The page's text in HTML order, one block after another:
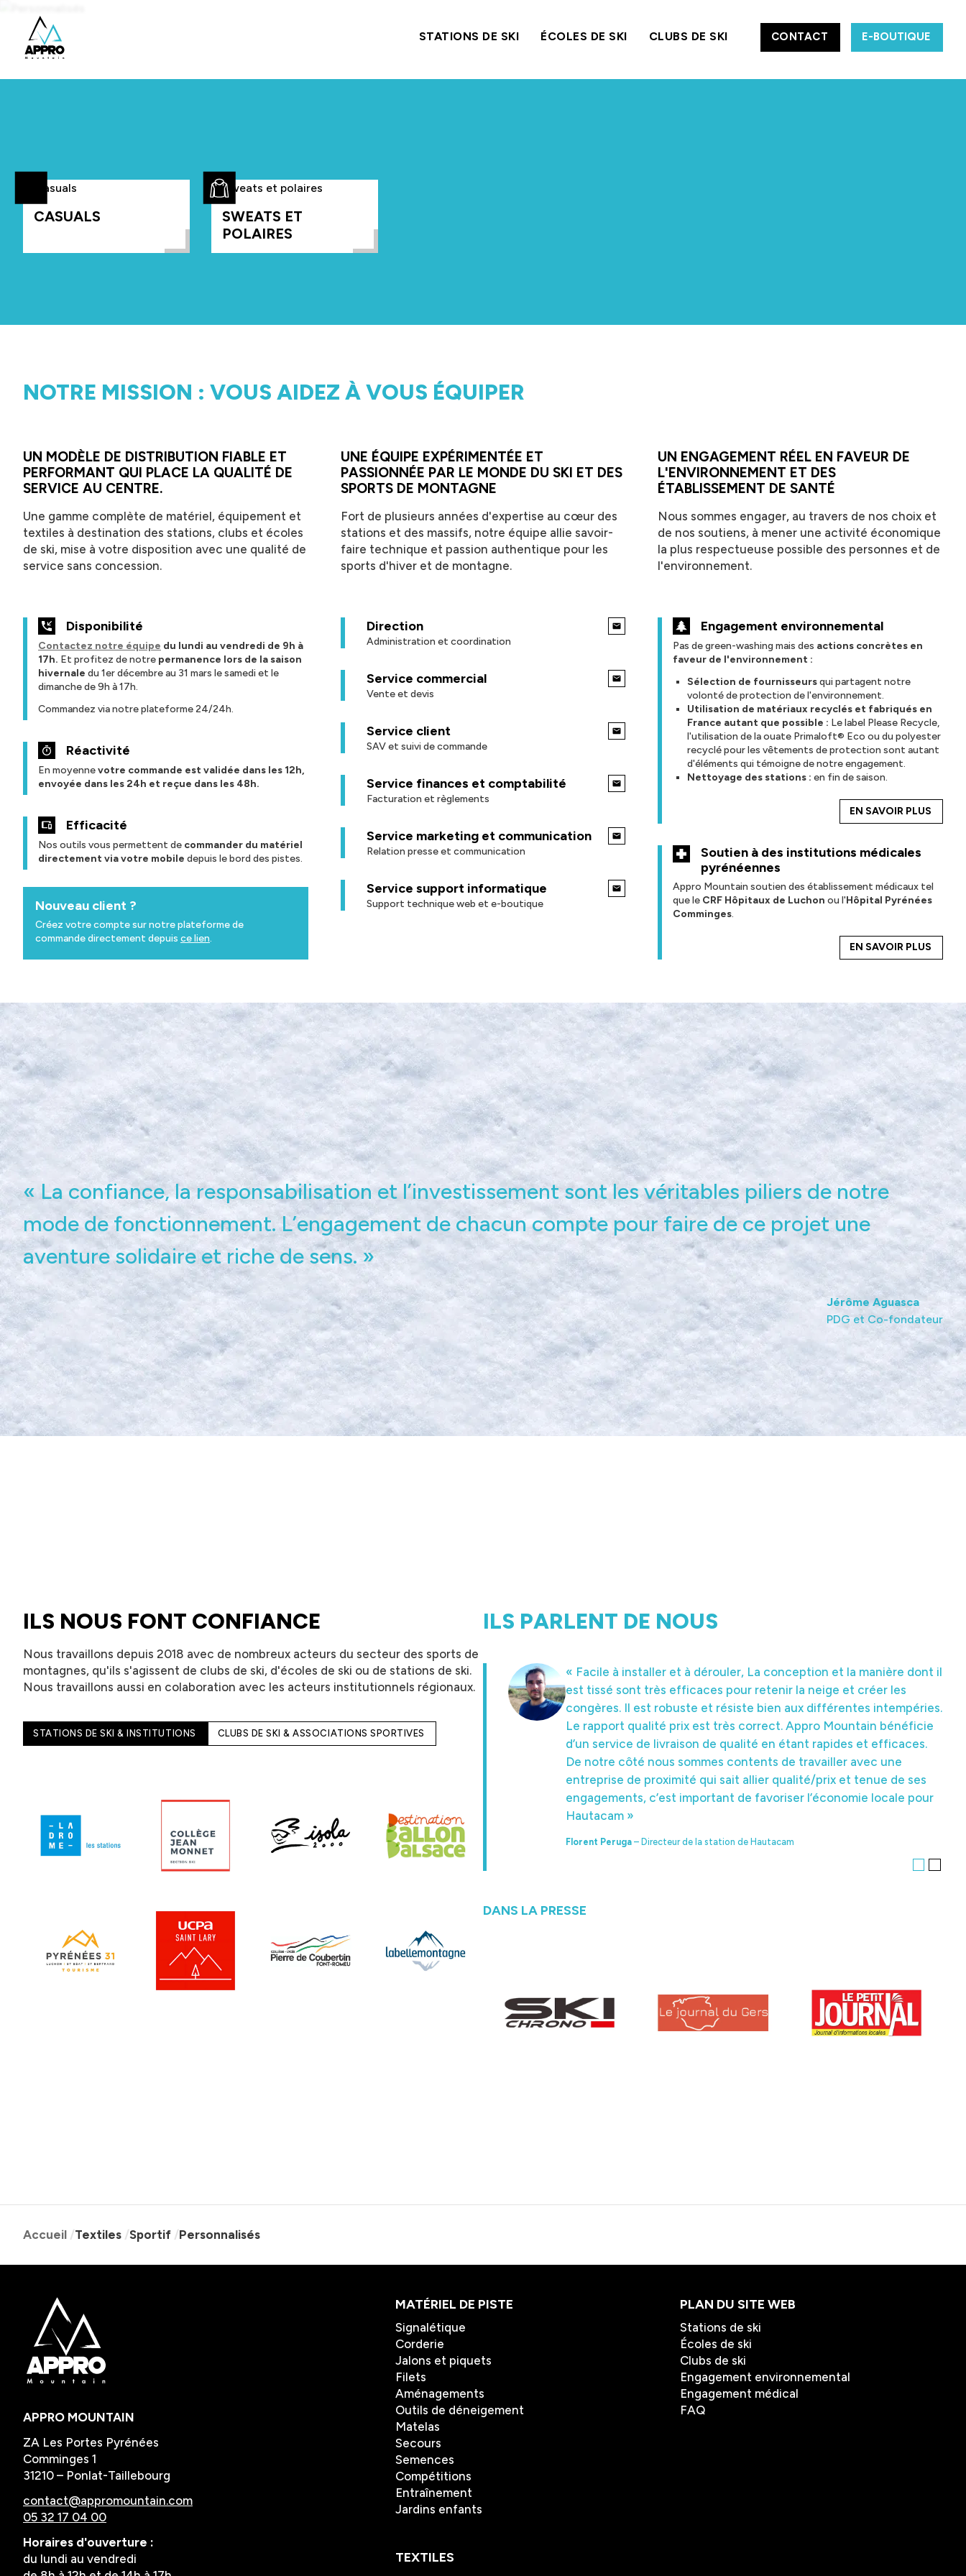
STATIONS DE SKI ÉCOLES DE SKI CLUBS DE SKI CONTACT E-BOUTIQUE
CASUALS
SWEATS ET
POLAIRES
NOTRE MISSION : VOUS AIDEZ À VOUS ÉQUIPER
UN MODÈLE DE DISTRIBUTION FIABLE ET
PERFORMANT QUI PLACE LA QUALITÉ DE
SERVICE AU CENTRE.
Une gamme complète de matériel, équipement et
textiles à destination des stations, clubs et écoles
de ski, mise à votre disposition avec une qualité de
service sans concession.
Disponibilité
Contactez notre équipe du lundi au vendredi de 9h à
17h. Et profitez de notre permanence lors de la saison
hivernale du 1er décembre au 31 mars le samedi et le
dimanche de 9h à 17h.
Commandez via notre plateforme 24/24h.
Réactivité
En moyennevotre commande est validée dans les 12h,
envoyée dans les 24h et reçue dans les 48h.
Efficacité
Nos outils vous permettent de commander du matériel
directement via votre mobile depuis le bord des pistes.
Nouveau client ?
Créez votre compte sur notre plateforme de
commande directement depuis ce lien.
UNE ÉQUIPE EXPÉRIMENTÉE ET
PASSIONNÉE PAR LE MONDE DU SKI ET DES
SPORTS DE MONTAGNE
Fort de plusieurs années d'expertise au cœur des
stations et des massifs, notre équipe allie savoir-
faire technique et passion authentique pour les
sports d'hiver et de montagne.
Direction
Administration et coordination
Service commercial
Vente et devis
Service client
SAV et suivi de commande
Service finances et comptabilité
Facturation et règlements
Service marketing et communication
Relation presse et communication
Service support informatique
Support technique web et e-boutique
UN ENGAGEMENT RÉEL EN FAVEUR DE
L'ENVIRONNEMENT ET DES
ÉTABLISSEMENT DE SANTÉ
Nous sommes engager, au travers de nos choix et
de nos soutiens, à mener une activité économique
la plus respectueuse possible des personnes et de
l'environnement.
Engagement environnemental
Pas de green-washing mais des actions concrètes en
faveur de l'environnement :
Sélection de fournisseursqui partagent notre
volonté de protection de l'environnement.
Utilisation de matériaux recyclés et fabriqués en
France autant que possible : Le label Please Recycle,
l'utilisation de la ouate Primaloft® Eco ou du polyester
recyclé pour les vêtements de protection sont autant
d'éléments qui témoigne de notre engagement.
Nettoyage des stations : en fin de saison.
EN SAVOIR PLUS
Soutien à des institutions médicales
pyrénéennes
Appro Mountain soutien des établissement médicaux tel
que le CRF Hôpitaux de Luchon ou l'Hôpital Pyrénées
Comminges.
EN SAVOIR PLUS
« La confiance, la responsabilisation et l’investissement sont les véritables piliers de notre
mode de fonctionnement. L’engagement de chacun compte pour faire de ce projet une
aventure solidaire et riche de sens. »
Jérôme Aguasca
PDG et Co-fondateur
ILS NOUS FONT CONFIANCE
Nous travaillons depuis 2018 avec de nombreux acteurs du secteur des sports de
montagnes, qu'ils s'agissent de clubs de ski, d'écoles de ski ou de stations de ski.
Nous travaillons aussi en colaboration avec les acteurs institutionnels régionaux.
STATIONS DE SKI & INSTITUTIONS CLUBS DE SKI & ASSOCIATIONS SPORTIVES
ILS PARLENT DE NOUS
« Facile à installer et à dérouler, La conception et la manière dont il
est tissé sont très efficaces pour retenir la neige et créer les
congères. Il est robuste et résiste bien aux différentes intempéries.
Le rapport qualité prix est très correct. Appro Mountain bénéficie
d’un service de livraison de qualité en étant rapides et efficaces.
De notre côté nous sommes contents de travailler avec une
entreprise de proximité qui sait allier qualité/prix et tenue de ses
engagements, c’est important de favoriser l’économie locale pour
Hautacam »
Florent Peruga – Directeur de la station de Hautacam
« J’apprécie les produits de balisage pour leur qualité (sérigraphie)
et leur prix !»
Joris Pupunat
DANS LA PRESSE
Accueil Textiles Sportif Personnalisés
APPRO MOUNTAIN
ZA Les Portes Pyrénées
Comminges 1
31210 – Ponlat-Taillebourg
Horaires d'ouverture :
du lundi au vendredi
MATÉRIEL DE PISTE
Signalétique
Corderie
Jalons et piquets
Filets
Aménagements
Outils de déneigement
Matelas
Secours
Semences
Compétitions
Entraînement
Jardins enfants
TEXTILES
PLAN DU SITE WEB
Stations de ski
Écoles de ski
Clubs de ski
Engagement environnemental
Engagement médical
FAQ